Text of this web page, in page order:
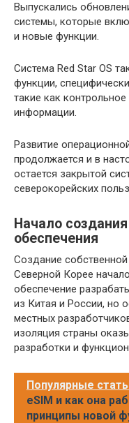
Выпускались
системы, которые
и новые функции.
Система Red Star OS
функции,
такие как
информации.
Развитие
продолжается и в
остается закрытой
северокорейских
Начало
обеспечения
Создание
Северной Корее
обеспечение
из Китая и России, но
местных
изоляция страны
разработки и
Популярные
eSIM и как она
принципы новой